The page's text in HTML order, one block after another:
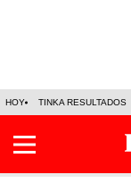
HOY TINKA RESULTADOS